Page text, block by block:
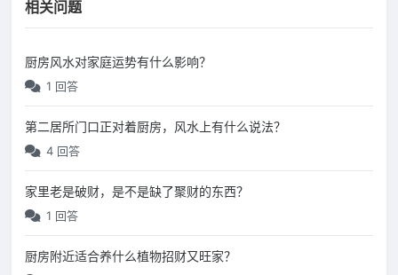
相关问题
厨房风水对家庭运势有什么影响？
1 回答
第二居所门口正对着厨房，风水上有什么说法？
4 回答
家里老是破财，是不是缺了聚财的东西？
1 回答
厨房附近适合养什么植物招财又旺家？